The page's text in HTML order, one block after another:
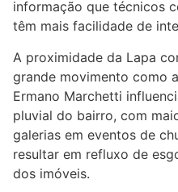
informação que técnicos
têm mais facilidade de
A proximidade da Lapa
grande movimento como
Ermano Marchetti
pluvial do bairro, com
galerias em eventos de
resultar em refluxo de
dos imóveis.